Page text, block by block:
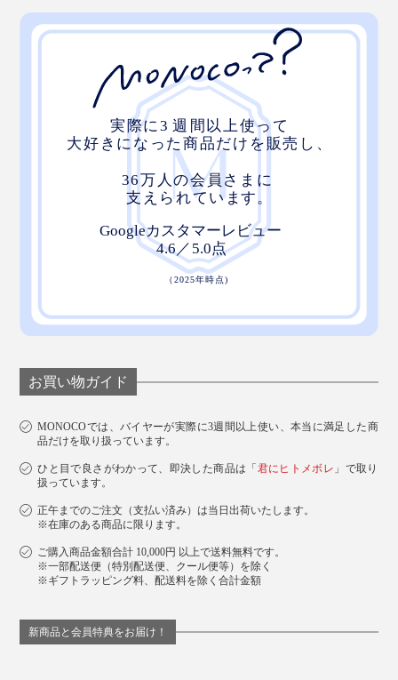
お買い物ガイド
MONOCOでは、バイヤーが実際に3週間以上使い、本当に満足した商
品だけを取り扱っています。
ひと目で良さがわかって、即決した商品は「 君にヒトメボレ 」で取り
扱っています。
正午までのご注文（支払い済み）は当日出荷いたします。
※在庫のある商品に限ります。
ご購入商品金額合計 10,000円 以上で送料無料です。
※一部配送便（特別配送便、クール便等）を除く
※ギフトラッピング料、配送料を除く合計金額
新商品と会員特典をお届け！